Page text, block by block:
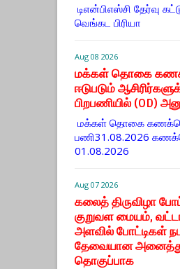
டிஎன்​பிஎஸ்சி தேர்வு
வெங்கட பிரியா
Aug 08 2026
மக்கள் தொகை
ஈடுபடும்
பிறபணியில் (OD)
மக்கள் தொகை
பணி31.08.2026
01.08.2026
Aug 07 2026
கலைத் திருவிழா
குறுவள மையம்,
அளவில் போட்டிகள்
தேவையான அனைத்து
தொகுப்பாக